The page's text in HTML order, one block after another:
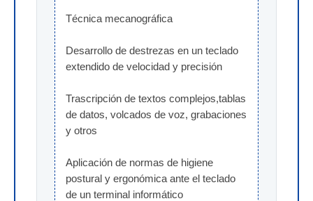
Técnica mecanográfica
Desarrollo de destrezas en un teclado
extendido de velocidad y precisión
Trascripción de textos complejos,tablas
de datos, volcados de voz, grabaciones
y otros
Aplicación de normas de higiene
postural y ergonómica ante el teclado
de un terminal informático